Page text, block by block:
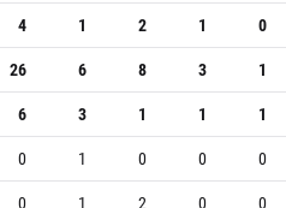
4 1 2 1
0
26 6 8 3
1
6 3 1 1
1
0 1 0 0
0
0 1 2 0
0